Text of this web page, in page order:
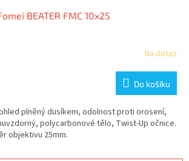
BEATER FMC 10x25
Na dotaz
Do košíku
plněný dusíkem, odolnost proti orosení,
polycarbonové tělo, Twist-Up očnice.
objektivu 25mm.